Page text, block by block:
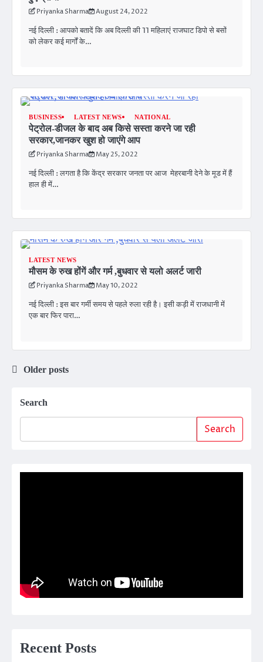
Priyanka Sharma August 24, 2022
नई दिल्ली : आपको बतादें कि अब दिल्ली की 11 महिलाएं राजघाट डिपो से बसों
को लेकर कई मार्गों के…
BUSINESS LATEST NEWS NATIONAL
पेट्रोल-डीजल के बाद अब किसे सस्ता करने जा रही
सरकार,जानकर खुश हो जाएंगे आप
Priyanka Sharma May 25, 2022
नई दिल्ली : लगता है कि केंद्र सरकार जनता पर आज मेहरबानी देने के मूड में हैं
हाल ही में…
LATEST NEWS
मौसम के रुख होंगें और गर्म ,बुधवार से यलो अलर्ट जारी
Priyanka Sharma May 10, 2022
नई दिल्ली : इस बार गर्मी समय से पहले रुला रही है। इसी कड़ी में राजधानी में
एक बार फिर पारा…
Posts
Older posts
Search
Search
Recent Posts